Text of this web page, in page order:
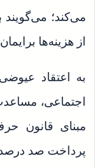
می‌کند؛ می‌گویند
از هزینه‌ها
به اعتقاد
اجتماعی،
مبنای قانون
پرداخت صد درصد